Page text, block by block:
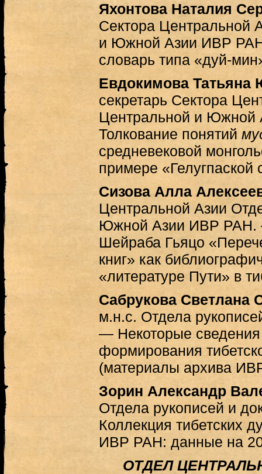
Яхонтова Наталия
Сектора Центральной
и Южной Азии ИВР
словарь типа «дуй-
Евдокимова Татьяна
секретарь Сектора
Центральной и
Толкование понятий
средневековой
примере «Гелугпаской
Сизова Алла
Центральной Азии
Южной Азии ИВР РАН.
Шейраба Гьяцо
книг» как
«литературе Пути» в
Сабрукова Светлана
м.н.с. Отдела
— Некоторые сведения
формирования
(материалы архива
Зорин Александр
Отдела рукописей и
Коллекция тибетских
ИВР РАН: данные на
ОТДЕЛ